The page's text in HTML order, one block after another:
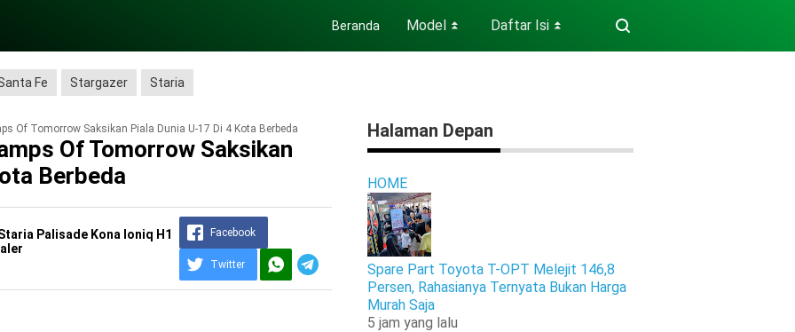
Beranda Model ⏬ Daftar Isi ⏬
Fe Stargazer Staria
Of Tomorrow Saksikan Piala Dunia U-17 Di 4 Kota Berbeda
Of Tomorrow Saksikan
Berbeda
Palisade Kona Ioniq H1
Facebook
Twitter
Halaman Depan
HOME
Spare Part Toyota T-OPT Melejit 146,8
Persen, Rahasianya Ternyata Bukan Harga
Murah Saja
5 jam yang lalu